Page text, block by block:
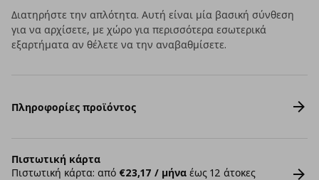
Διατηρήστε την απλότητα. Αυτή είναι μία βασική σύνθεση
για να αρχίσετε, με χώρο για περισσότερα εσωτερικά
εξαρτήματα αν θέλετε να την αναβαθμίσετε.
Πληροφορίες προϊόντος
Πιστωτική κάρτα
Πιστωτική κάρτα: από €23,17 / μήνα έως 12 άτοκες